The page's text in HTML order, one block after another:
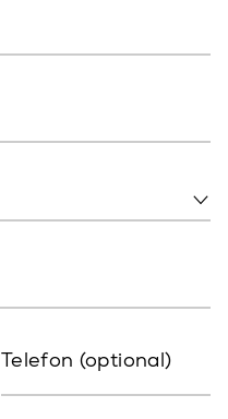
Telefon (optional)